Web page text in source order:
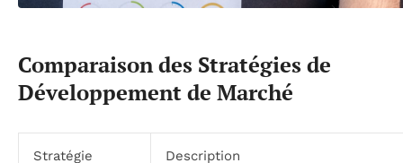
Comparaison des Stratégies de
Développement de Marché
Stratégie Description